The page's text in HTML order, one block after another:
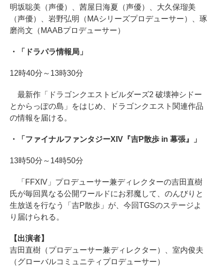
明坂聡美（声優）、茜屋日海夏（声優）、大久保瑠美
（声優）、岩野弘明（MAシリーズプロデューサー）、琢
磨尚文（MAABプロデューサー）
・「ドラパラ情報局」
12時40分～13時30分
最新作「ドラゴンクエストビルダーズ2 破壊神シドー
とからっぽの島」をはじめ、ドラゴンクエスト関連作品
の情報を届ける。
・「ファイナルファンタジーXIV『吉P散歩 in 幕張』」
13時50分～14時50分
「FFXIV」プロデューサー兼ディレクターの吉田直樹
氏が毎回異なる公開ワールドにお邪魔して、のんびりと
生放送を行なう「吉P散歩」が、今回TGSのステージよ
り届けられる。
【出演者】
吉田直樹（プロデューサー兼ディレクター）、室内俊夫
（グローバルコミュニティプロデューサー）